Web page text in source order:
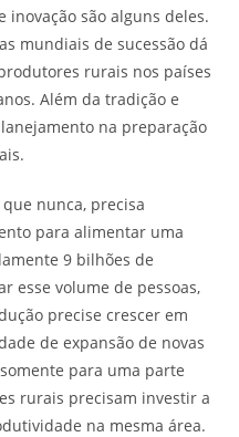
são alguns deles.
mundiais de sucessão dá
rurais nos países
Além da tradição e
na preparação
nunca, precisa
para alimentar uma
9 bilhões de
esse volume de pessoas,
precise crescer em
de expansão de novas
para uma parte
rurais precisam investir a
na mesma área.